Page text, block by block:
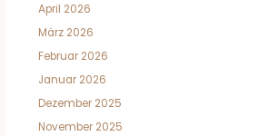
April 2026
März 2026
Februar 2026
Januar 2026
Dezember 2025
November 2025